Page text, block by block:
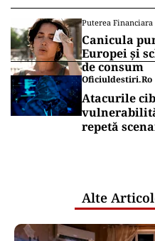
Al-Aqsa,
pentru
musulmană
INTERNAȚIONAL
O bucată
ar fi lovit
impactul
nu al țărilor
Puterea Financiara